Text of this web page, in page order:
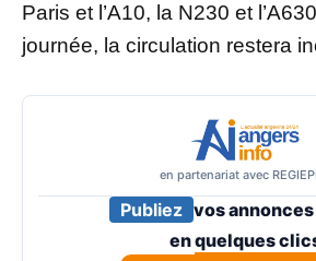
Paris et l’A10, la N230 et
journée, la circulation restera
en partenariat avec
Publiez vos
enquelques